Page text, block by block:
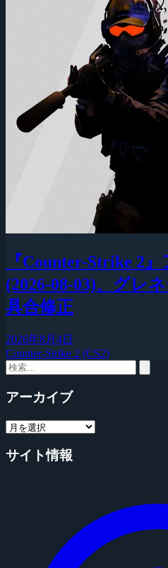
『Counter-Strike 2
(2026-08-03)、グレ
具合修正
2026年8月4日
Counter-Strike 2 (CS2)
アーカイブ
サイト情報